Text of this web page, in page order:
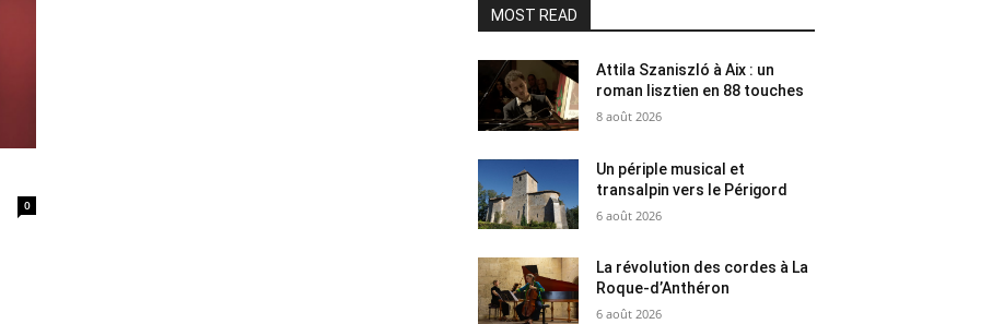
0
MOST READ
Attila Szaniszló à Aix : un
roman lisztien en 88 touches
8 août 2026
Un périple musical et
transalpin vers le Périgord
6 août 2026
La révolution des cordes à La
Roque-d’Anthéron
6 août 2026